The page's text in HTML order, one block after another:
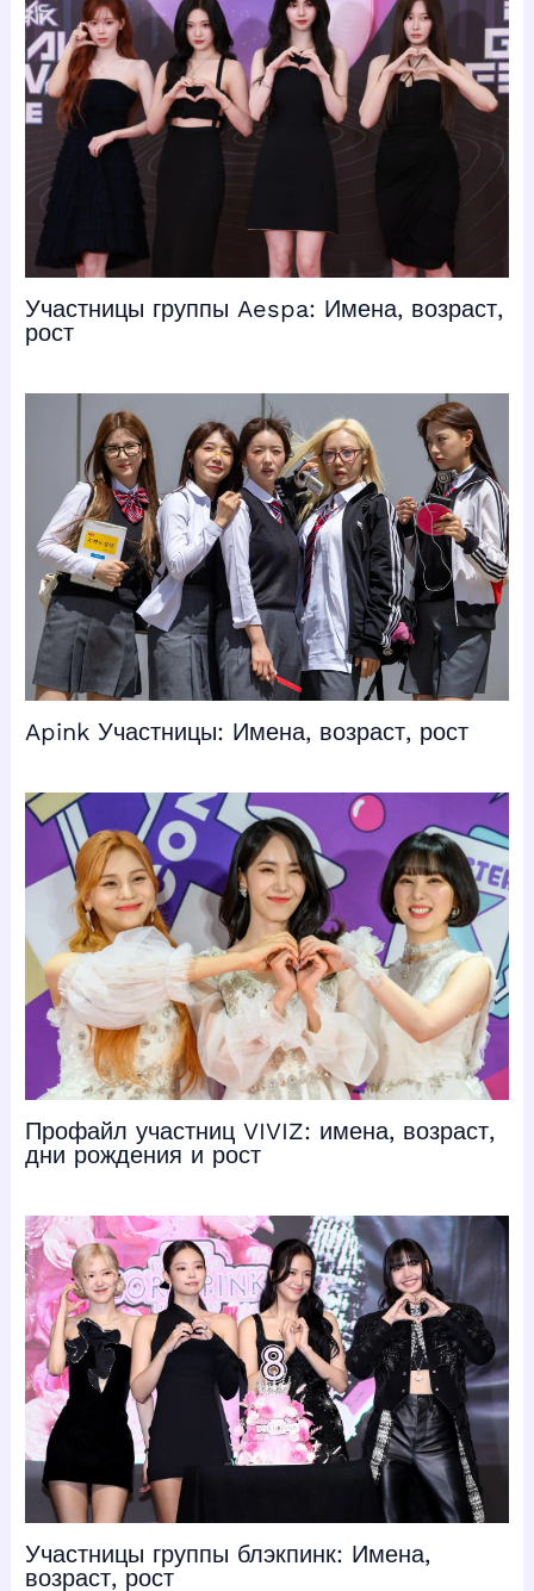
Участницы группы Aespa: Имена, возраст,
рост
Apink Участницы: Имена, возраст, рост
Профайл участниц VIVIZ: имена, возраст,
дни рождения и рост
Участницы группы блэкпинк: Имена,
возраст, рост